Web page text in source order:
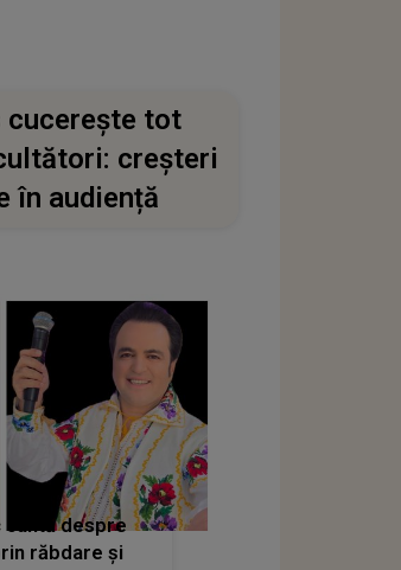
cucerește tot
creșteri
în audiență
despre
răbdare și